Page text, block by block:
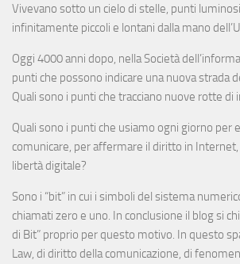
Vivevano sotto un cielo di stelle, punti
infinitamente piccoli e lontani dalla mano
Oggi 4000 anni dopo, nella Società
punti che possono indicare una nuova strada
Quali sono i punti che tracciano nuove rotte di
Quali sono i punti che usiamo ogni giorno per
comunicare, per affermare il diritto in
libertà digitale?
Sono i “bit” in cui i simboli del sistema
chiamati zero e uno. In conclusione il blog si
di Bit” proprio per questo motivo. In questo
Law, di diritto della comunicazione, di